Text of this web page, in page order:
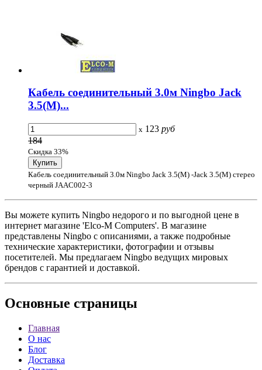
Кабель соединительный 3.0м Ningbo Jack
3.5(M)...
x 123 руб
184
Скидка 33%
Кабель соединительный 3.0м Ningbo Jack 3.5(M) -Jack 3.5(M) стерео
черный JAAC002-3
Вы можете купить Ningbo недорого и по выгодной цене в
интернет магазине 'Elco-M Computers'. В магазине
представлены Ningbo с описаниями, а также подробные
технические характеристики, фотографии и отзывы
посетителей. Мы предлагаем Ningbo ведущих мировых
брендов с гарантией и доставкой.
Основные страницы
Главная
О нас
Блог
Доставка